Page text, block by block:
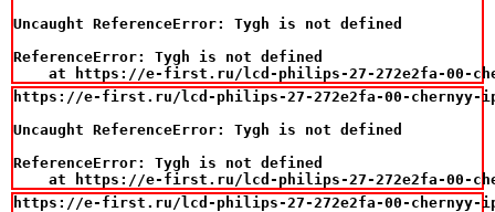
Uncaught ReferenceError: Tygh is not defined
ReferenceError: Tygh is not defined
at https://e-first.ru/lcd-philips-27-272e2fa-00-
https://e-first.ru/lcd-philips-27-272e2fa-00-chernyy-ips-
Uncaught ReferenceError: Tygh is not defined
ReferenceError: Tygh is not defined
at https://e-first.ru/lcd-philips-27-272e2fa-00-
https://e-first.ru/lcd-philips-27-272e2fa-00-chernyy-ips-